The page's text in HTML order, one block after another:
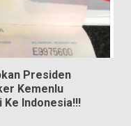
Presiden
Kemenlu
Ke Indonesia!!!